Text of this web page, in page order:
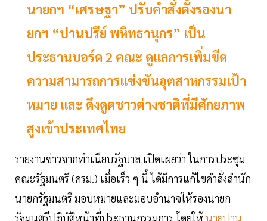
นายกฯ “เศรษฐา” ปรับคำสั่งตั้งรองนา
ยกฯ “ปานปรีย์ พหิทธานุกร” เป็น
ประธานบอร์ด 2 คณะ ดูแลการเพิ่มขีด
ความสามารถการแข่งขันอุตสาหกรรมเป้า
หมาย และ ดึงดูดชาวต่างชาติที่มีศักยภาพ
สูงเข้าประเทศไทย
รายงานข่าวจากทำเนียบรัฐบาล เปิดเผยว่า ในการประชุม
คณะรัฐมนตรี (ครม.) เมื่อเร็ว ๆ นี้ ได้มีการแก้ไขคำสั่งสำนัก
นายกรัฐมนตรี มอบหมายและมอบอำนาจให้รองนายก
รัฐมนตรีปฏิบัติหน้าที่ประธานกรรมการ โดยให้นายปาน